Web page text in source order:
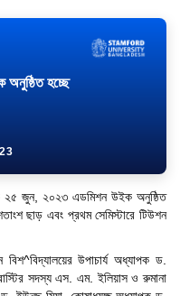
হচ্ছে
২৫ জুন, ২০২৩ এডমিশন উইক অনুষ্ঠিত
ছাড় এবং প্রথম সেমিস্টারে টিউশন
উপাচার্য অধ্যাপক ড.
সদস্য এস. এম. ইলিয়াস ও রুমানা